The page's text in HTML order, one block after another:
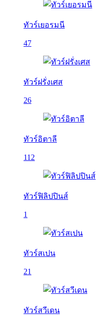
ทัวร์เยอรมนี
47
ทัวร์ฝรั่งเศส
26
ทัวร์อิตาลี
112
ทัวร์ฟิลิปปินส์
1
ทัวร์สเปน
21
ทัวร์สวีเดน